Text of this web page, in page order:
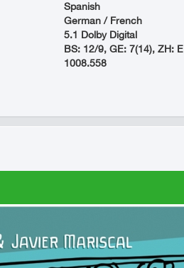
Spanish
German / French
5.1 Dolby Digital
BS: 12/9, GE: 7(14), ZH: E
1008.558